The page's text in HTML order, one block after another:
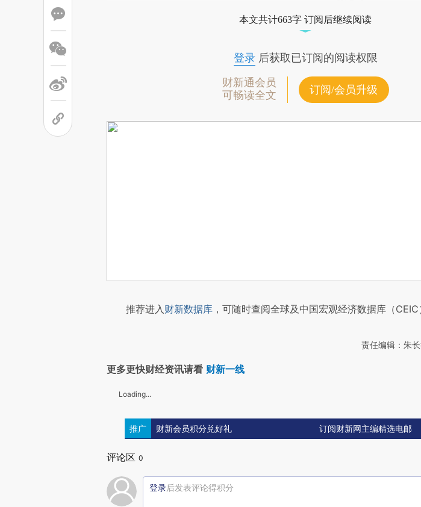
本文共计663字 订阅后继续阅读
登录后获取已订阅的阅读权限
财新通会员
可畅读全文
订阅/会员升级
推荐进入财新数据库 ，可随时查阅全球及中国宏观经济数据库（CEIC
责任编辑：朱
更多更快财经资讯请看 财新一线
Loading...
推广 财新会员积分兑好礼 订阅财新网主编精选电邮
评论区 0
登录后发表评论得积分